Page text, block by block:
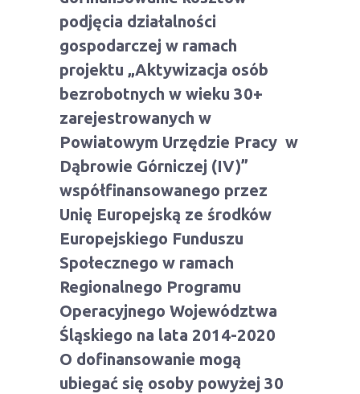
podjęcia działalności
gospodarczej w ramach
projektu „Aktywizacja osób
bezrobotnych w wieku 30+
zarejestrowanych w
Powiatowym Urzędzie Pracy w
Dąbrowie Górniczej (IV)”
współfinansowanego przez
Unię Europejską ze środków
Europejskiego Funduszu
Społecznego w ramach
Regionalnego Programu
Operacyjnego Województwa
Śląskiego na lata 2014-2020
O dofinansowanie mogą
ubiegać się osoby powyżej 30